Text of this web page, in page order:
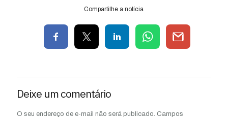
Compartilhe a notícia
Deixe um comentário
O seu endereço de e-mail não será publicado. Campos